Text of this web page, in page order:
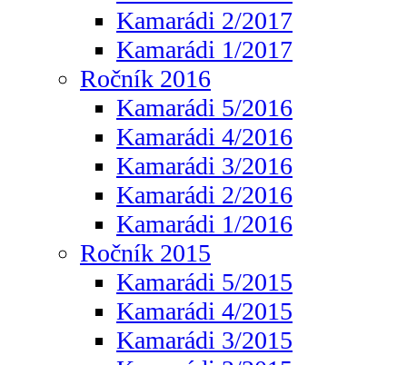
Kamarádi 2/2017
Kamarádi 1/2017
Ročník 2016
Kamarádi 5/2016
Kamarádi 4/2016
Kamarádi 3/2016
Kamarádi 2/2016
Kamarádi 1/2016
Ročník 2015
Kamarádi 5/2015
Kamarádi 4/2015
Kamarádi 3/2015